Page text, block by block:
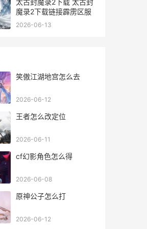
太古封魔录2下载 太古封
魔录2下载链接霹雳区服
2026-06-13
笑傲江湖地宫怎么去
2026-06-12
王者怎么改定位
2026-06-11
cf幻影角色怎么得
2026-06-08
原神公子怎么打
2026-06-12